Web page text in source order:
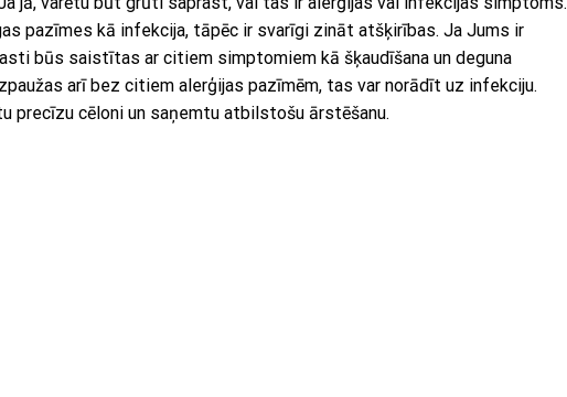
pazīmes kā infekcija, tāpēc ir svarīgi zināt atšķirības. Ja Jums ir
būs saistītas ar citiem simptomiem kā šķaudīšana un deguna
arī bez citiem alerģijas pazīmēm, tas var norādīt uz infekciju.
precīzu cēloni un saņemtu atbilstošu ārstēšanu.